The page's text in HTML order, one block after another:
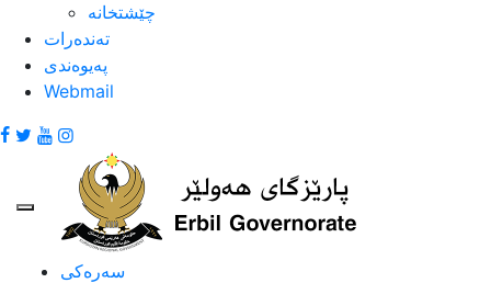
چێشتخانە
ته‌نده‌رات
په‌یوه‌ندی
Webmail
سەرەکی